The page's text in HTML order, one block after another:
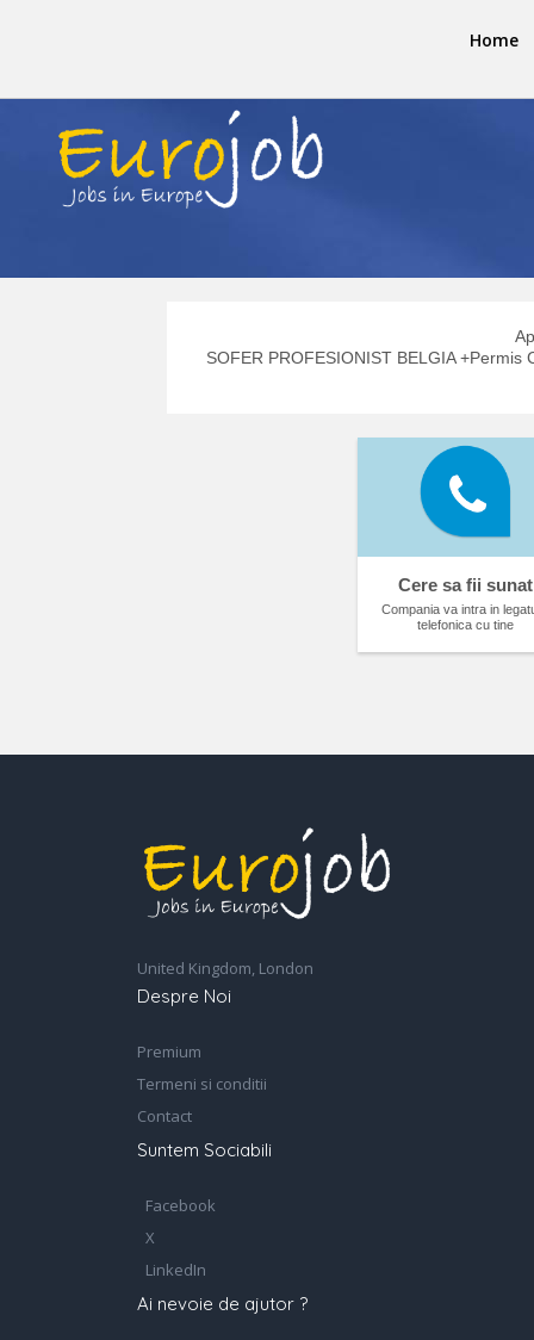
Home
SOFER PROFESIONIST BELGIA
Cere sa fii sunat
Compania va intra in
telefonica cu tine
United Kingdom, London
Despre Noi
Premium
Termeni si conditii
Contact
Suntem Sociabili
Facebook
X
LinkedIn
Ai nevoie de ajutor ?